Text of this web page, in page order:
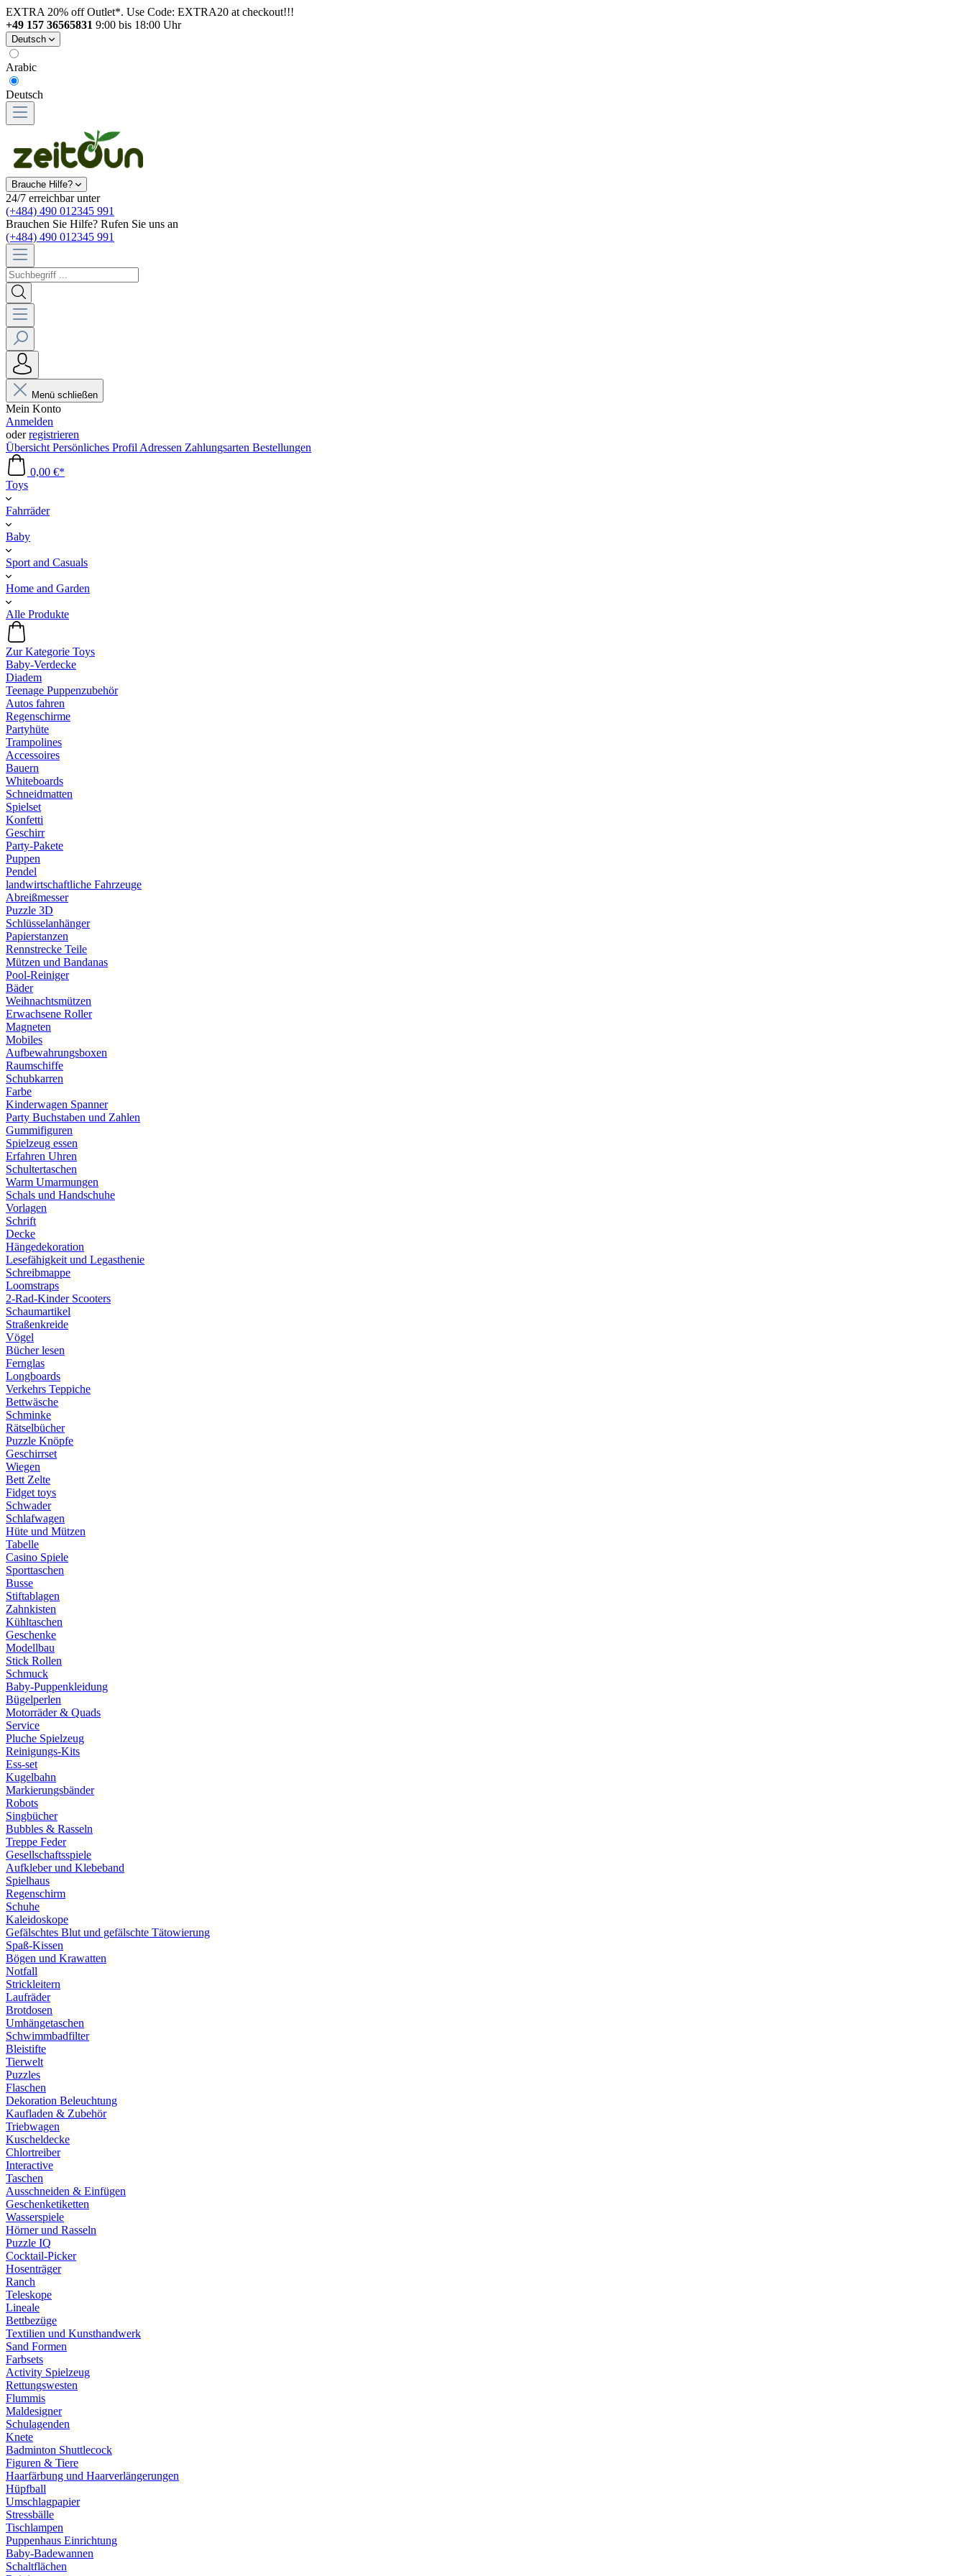
EXTRA 20% off Outlet*. Use Code: EXTRA20 at checkout!!!
+49 157 36565831 9:00 bis 18:00 Uhr
Deutsch
Arabic
Deutsch
Brauche Hilfe?
24/7 erreichbar unter
(+484) 490 012345 991
Brauchen Sie Hilfe? Rufen Sie uns an
(+484) 490 012345 991
Menü schließen
Mein Konto
Anmelden
oderregistrieren
Übersicht Persönliches Profil Adressen Zahlungsarten Bestellungen
0,00 €*
Toys
Fahrräder
Baby
Sport and Casuals
Home and Garden
Alle Produkte
Zur Kategorie Toys
Baby-Verdecke
Diadem
Teenage Puppenzubehör
Autos fahren
Regenschirme
Partyhüte
Trampolines
Accessoires
Bauern
Whiteboards
Schneidmatten
Spielset
Konfetti
Geschirr
Party-Pakete
Puppen
Pendel
landwirtschaftliche Fahrzeuge
Abreißmesser
Puzzle 3D
Schlüsselanhänger
Papierstanzen
Rennstrecke Teile
Mützen und Bandanas
Pool-Reiniger
Bäder
Weihnachtsmützen
Erwachsene Roller
Magneten
Mobiles
Aufbewahrungsboxen
Raumschiffe
Schubkarren
Farbe
Kinderwagen Spanner
Party Buchstaben und Zahlen
Gummifiguren
Spielzeug essen
Erfahren Uhren
Schultertaschen
Warm Umarmungen
Schals und Handschuhe
Vorlagen
Schrift
Decke
Hängedekoration
Lesefähigkeit und Legasthenie
Schreibmappe
Loomstraps
2-Rad-Kinder Scooters
Schaumartikel
Straßenkreide
Vögel
Bücher lesen
Fernglas
Longboards
Verkehrs Teppiche
Bettwäsche
Schminke
Rätselbücher
Puzzle Knöpfe
Geschirrset
Wiegen
Bett Zelte
Fidget toys
Schwader
Schlafwagen
Hüte und Mützen
Tabelle
Casino Spiele
Sporttaschen
Busse
Stiftablagen
Zahnkisten
Kühltaschen
Geschenke
Modellbau
Stick Rollen
Schmuck
Baby-Puppenkleidung
Bügelperlen
Motorräder & Quads
Service
Pluche Spielzeug
Reinigungs-Kits
Ess-set
Kugelbahn
Markierungsbänder
Robots
Singbücher
Bubbles & Rasseln
Treppe Feder
Gesellschaftsspiele
Aufkleber und Klebeband
Spielhaus
Regenschirm
Schuhe
Kaleidoskope
Gefälschtes Blut und gefälschte Tätowierung
Spaß-Kissen
Bögen und Krawatten
Notfall
Strickleitern
Laufräder
Brotdosen
Umhängetaschen
Schwimmbadfilter
Bleistifte
Tierwelt
Puzzles
Flaschen
Dekoration Beleuchtung
Kaufladen & Zubehör
Triebwagen
Kuscheldecke
Chlortreiber
Interactive
Taschen
Ausschneiden & Einfügen
Geschenketiketten
Wasserspiele
Hörner und Rasseln
Puzzle IQ
Cocktail-Picker
Hosenträger
Ranch
Teleskope
Lineale
Bettbezüge
Textilien und Kunsthandwerk
Sand Formen
Farbsets
Activity Spielzeug
Rettungswesten
Flummis
Maldesigner
Schulagenden
Knete
Badminton Shuttlecock
Figuren & Tiere
Haarfärbung und Haarverlängerungen
Hüpfball
Umschlagpapier
Stressbälle
Tischlampen
Puppenhaus Einrichtung
Baby-Badewannen
Schaltflächen